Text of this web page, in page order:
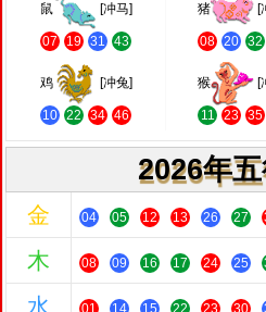
鼠 [冲马]
07 19 31 43
猪 [
08 20 32
鸡 [冲兔]
10 22 34 46
猴 [
11 23 35
2026年
金 04 05 12 13 26 27
木 08 09 16 17 24 25
水 01 14 15 22 23 30